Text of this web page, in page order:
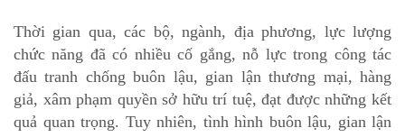
Thời gian qua, các bộ, ngành, địa phương, lực lượng
chức năng đã có nhiều cố gắng, nỗ lực trong công tác
đấu tranh chống buôn lậu, gian lận thương mại, hàng
giả, xâm phạm quyền sở hữu trí tuệ, đạt được những kết
quả quan trọng. Tuy nhiên, tình hình buôn lậu, gian lận